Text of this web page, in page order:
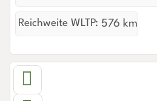
Reichweite WLTP: 576 km